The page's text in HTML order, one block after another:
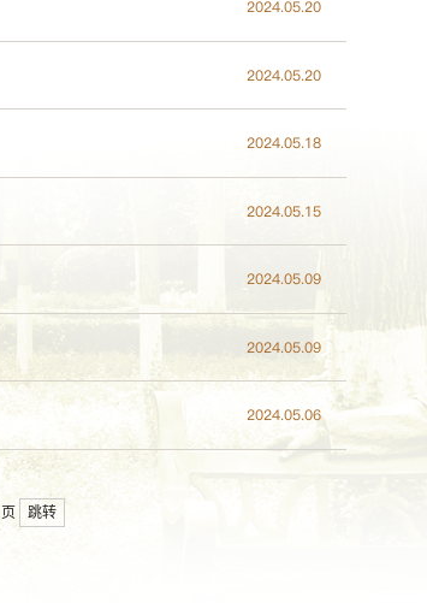
2024.05.20
2024.05.20
2024.05.18
2024.05.15
2024.05.09
2024.05.09
2024.05.06
页 跳转